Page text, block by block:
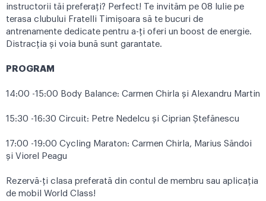
instructorii tăi preferați? Perfect! Te invităm pe 08 Iulie pe
terasa clubului Fratelli Timișoara să te bucuri de
antrenamente dedicate pentru a-ți oferi un boost de energie.
Distracția și voia bună sunt garantate.
PROGRAM
14:00 -15:00 Body Balance: Carmen Chirla și Alexandru Martin
15:30 -16:30 Circuit: Petre Nedelcu și Ciprian Ștefănescu
17:00 -19:00 Cycling Maraton: Carmen Chirla, Marius Săndoi
și Viorel Peagu
Rezervă-ți clasa preferată din contul de membru sau aplicația
de mobil World Class!